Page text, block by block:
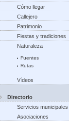
Cómo llegar
Callejero
Patrimonio
Fiestas y tradiciones
Naturaleza
Fuentes
Rutas
Vídeos
Directorio
Servicios municipales
Asociaciones